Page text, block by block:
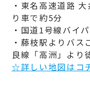
・東名高速道路
り車で約5分
・国道1号線バイ
・藤枝駅よりバ
良線「高洲」より
☆詳しい地図はコ